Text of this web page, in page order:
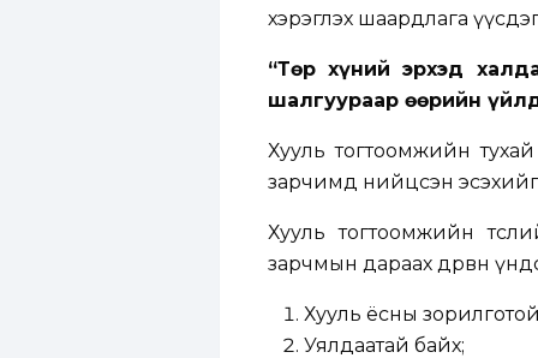
хэрэглэх шаардлага
“Төр хүний эрхэд
шалгуураар өөрийн
Хууль тогтоомжийн тухай
зарчимд нийцсэн
Хууль тогтоомжийн
зарчмын дараах дөрвөн
Хууль ёсны
Уялдаатай байх;